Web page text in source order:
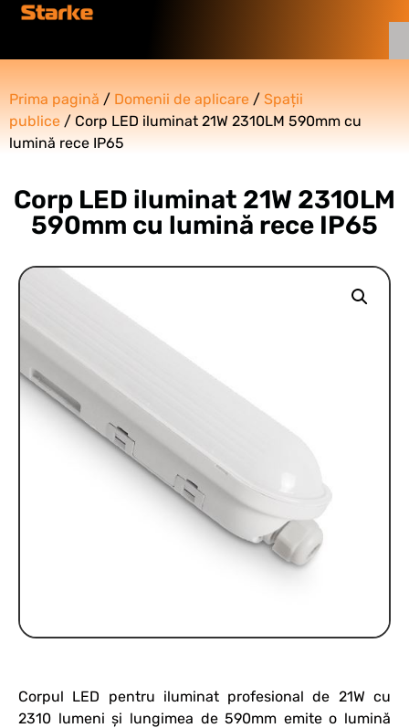
Prima pagină / Domenii de aplicare / Spații
publice / Corp LED iluminat 21W 2310LM 590mm cu
lumină rece IP65
Corp LED iluminat 21W 2310LM
590mm cu lumină rece IP65
Corpul LED pentru iluminat profesional de 21W cu
2310 lumeni și lungimea de 590mm emite o lumină